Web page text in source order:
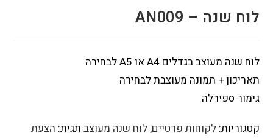
לוח שנה – AN009
לוח שנה מעוצב בגדלים A4 או A5 לבחירה
תאריכון + תמונה מעוצבת לבחירה
גימור ספירלה
קטגוריות:לקוחות פרטיים,לוח שנה מעוצבתגית:הצעת